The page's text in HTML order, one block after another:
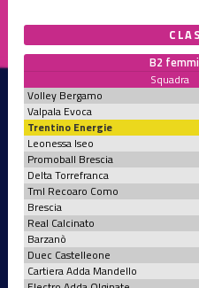
B2
Squadra
Volley Bergamo
Valpala Evoca
Trentino Energie
Leonessa Iseo
Promoball Brescia
Delta Torrefranca
Tml Recoaro Como
Brescia
Real Calcinato
Barzanò
Duec Castelleone
Cartiera Adda Mandello